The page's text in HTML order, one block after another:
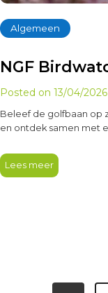
Algemeen
NGF
Posted on 13/04/2026
Beleef de golfbaan op
en ontdek samen met
Lees meer